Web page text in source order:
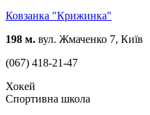
Ковзанка "Крижинка"
198 м. вул. Жмаченко 7, Київ
(067) 418-21-47
Хокей
Спортивна школа